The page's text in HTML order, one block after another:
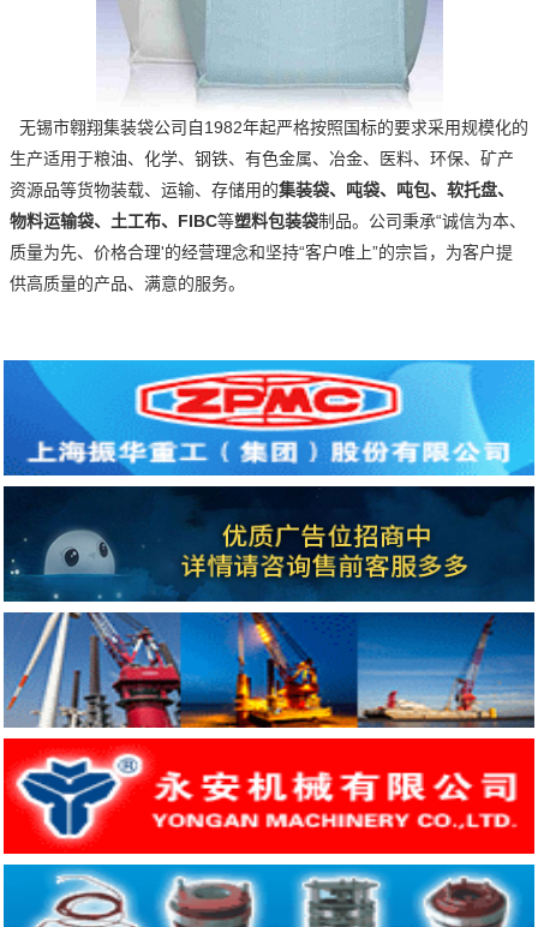
无锡市翱翔集装袋公司自1982年起严格按照国标的要求采用规模化的
生产适用于粮油、化学、钢铁、有色金属、冶金、医料、环保、矿产
资源品等货物装载、运输、存储用的集装袋、吨袋、吨包、软托盘、
物料运输袋、土工布、FIBC等塑料包装袋制品。 公司秉承“诚信为本、
质量为先、价格合理'的经营理念和坚持“客户唯上”的宗旨，为客户提
供高质量的产品、满意的服务。